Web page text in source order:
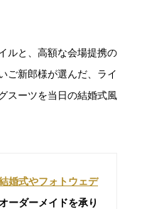
ルと、高額な会場提携の
ご新郎様が選んだ、ライ
スーツを当日の結婚式風
婚式やフォトウェデ
ーダーメイドを承り